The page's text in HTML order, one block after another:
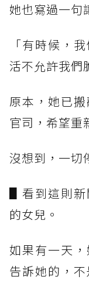
她也寫過一句
「有時候，
活不允許我們
原本，她已
官司，希望重
沒想到，一切
▋看到這則新
的女兒。
如果有一天
告訴她的，